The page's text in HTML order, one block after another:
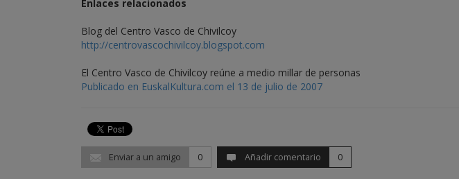
Enlaces relacionados
Blog del Centro Vasco de Chivilcoy
http://centrovascochivilcoy.blogspot.com
El Centro Vasco de Chivilcoy reúne a medio millar de personas
Publicado en EuskalKultura.com el 13 de julio de 2007
Enviar a un amigo 0 Añadir comentario 0